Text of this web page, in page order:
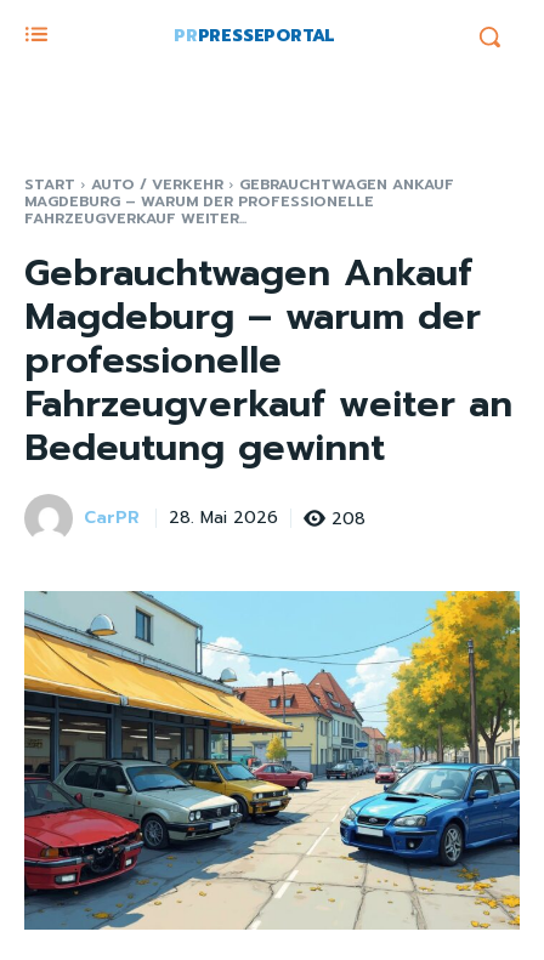
PRPRESSEPORTAL
START AUTO / VERKEHR GEBRAUCHTWAGEN ANKAUF
MAGDEBURG – WARUM DER PROFESSIONELLE
FAHRZEUGVERKAUF WEITER...
Gebrauchtwagen Ankauf
Magdeburg – warum der
professionelle
Fahrzeugverkauf weiter an
Bedeutung gewinnt
CarPR 28. Mai 2026 208